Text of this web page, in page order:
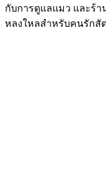
กับการดูแลแมว และร้
หลงใหลสำหรับคนรักสั